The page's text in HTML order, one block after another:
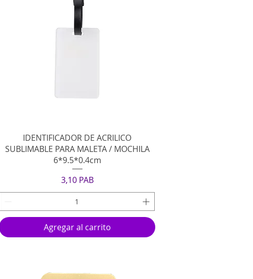
Vista rápida
IDENTIFICADOR DE ACRILICO
SUBLIMABLE PARA MALETA / MOCHILA
6*9.5*0.4cm
Precio
3,10 PAB
Agregar al carrito